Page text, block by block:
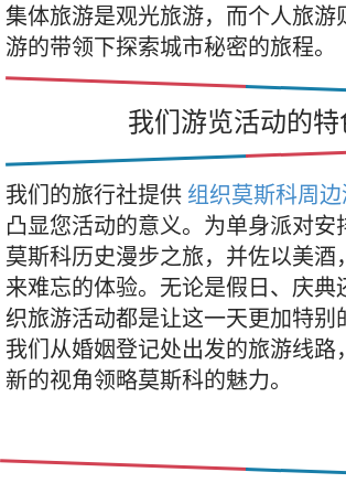
集体旅游是观光旅游，而个人旅游
游的带领下探索城市秘密的旅程。
我们游览活动的特
我们的旅行社提供 组织莫斯科周
凸显您活动的意义。为单身派对安
莫斯科历史漫步之旅，并佐以美酒
来难忘的体验。无论是假日、庆典
织旅游活动都是让这一天更加特别
我们从婚姻登记处出发的旅游线路
新的视角领略莫斯科的魅力。